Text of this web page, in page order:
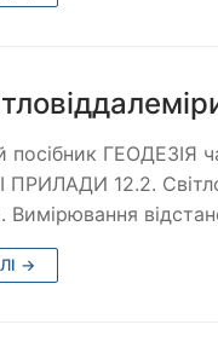
посібник ГЕОДЕЗІЯ
12.2.
Вимірювання
→